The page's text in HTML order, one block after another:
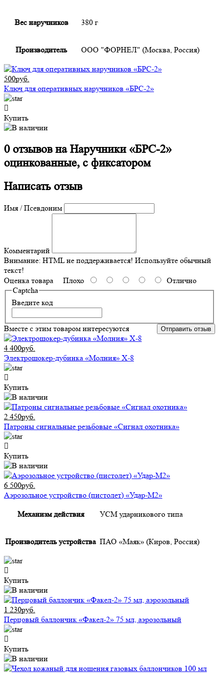
Вес наручников 380 г
Производитель ООО "ФОРНЕЛ" (Москва, Россия)
500руб.
Ключ для оперативных наручников «БРС-2»
Купить
0 отзывов наНаручники «БРС-2»
оцинкованные, с фиксатором
Написать отзыв
Имя / Псевдоним
Комментарий
Внимание: HTML не поддерживается! Используйте обычный
текст!
Оценка товара Плохо
Отлично
Captcha
Введите код
Отправить отзыв
Вместе с этим товаром интересуются
4 400руб.
Электрошокер-дубинка «Молния» Х-8
Купить
2 450руб.
Патроны сигнальные резьбовые «Сигнал охотника»
Купить
6 500руб.
Аэрозольное устройство (пистолет) «Удар-М2»
Механизм действия УСМ ударникового типа
Производитель устройства ПАО «Маяк» (Киров, Россия)
Купить
1 230руб.
Перцовый баллончик «Факел-2» 75 мл, аэрозольный
Купить